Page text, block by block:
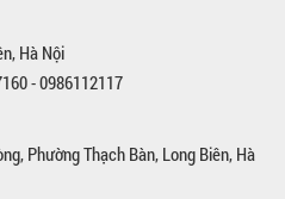
Hà Nội
- 0986112117
Phường Thạch Bàn, Long Biên, Hà